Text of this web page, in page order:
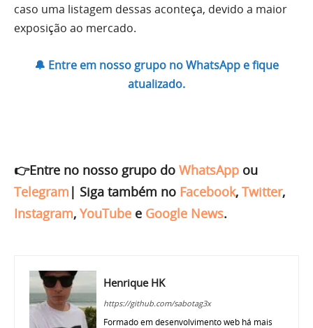
caso uma listagem dessas aconteça, devido a maior
exposição ao mercado.
🔔 Entre em nosso grupo no WhatsApp e fique
atualizado.
👉Entre no nosso grupo do WhatsApp ou
Telegram | Siga também no Facebook, Twitter,
Instagram, YouTube e Google News.
Henrique HK
https://github.com/sabotag3x
Formado em desenvolvimento web há mais